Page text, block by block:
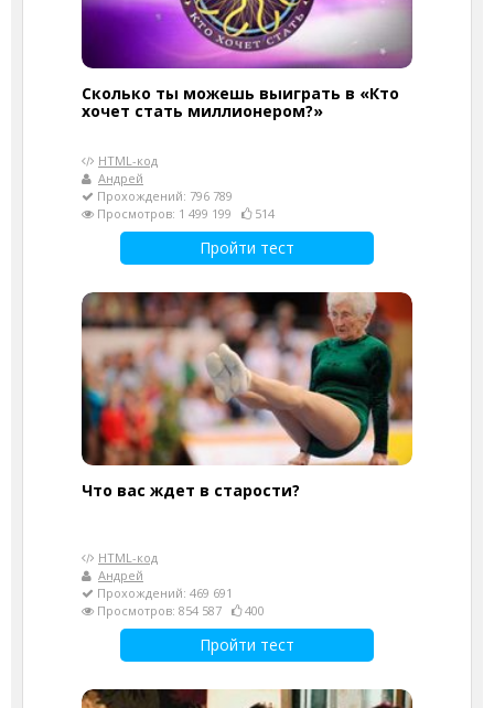
Сколько ты можешь выиграть в «Кто
хочет стать миллионером?»
HTML-код
Андрей
Прохождений: 796 789
Просмотров: 1 499 199
514
Пройти тест
Что вас ждет в старости?
HTML-код
Андрей
Прохождений: 469 691
Просмотров: 854 587
400
Пройти тест